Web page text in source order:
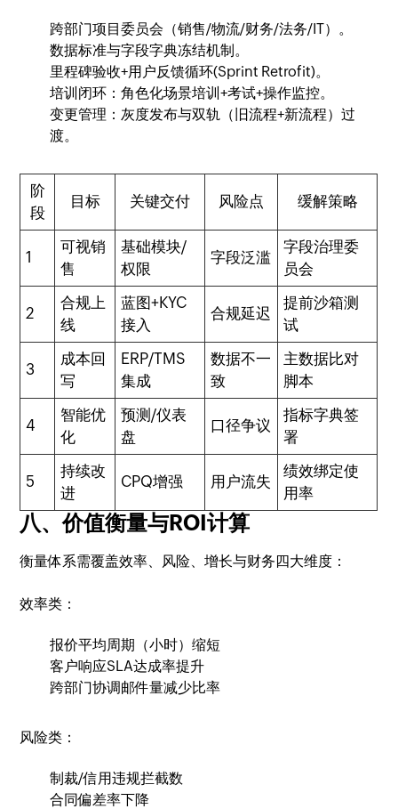
跨部门项目委员会（销售/物流/财务/法务/IT）。
数据标准与字段字典冻结机制。
里程碑验收+用户反馈循环(Sprint Retrofit)。
培训闭环：角色化场景培训+考试+操作监控。
变更管理：灰度发布与双轨（旧流程+新流程）过
渡。
阶
段
目标 关键交付 风险点 缓解策略
1
可视销
售
基础模块/
权限
字段泛滥
字段治理委
员会
2
合规上
线
蓝图+KYC
接入
合规延迟
提前沙箱测
试
3
成本回
写
ERP/TMS
集成
数据不一
致
主数据比对
脚本
4
智能优
化
预测/仪表
盘
口径争议
指标字典签
署
5
持续改
进
CPQ增强 用户流失
绩效绑定使
用率
八、价值衡量与ROI计算
衡量体系需覆盖效率、风险、增长与财务四大维度：
效率类：
报价平均周期（小时）缩短
客户响应SLA达成率提升
跨部门协调邮件量减少比率
风险类：
制裁/信用违规拦截数
合同偏差率下降